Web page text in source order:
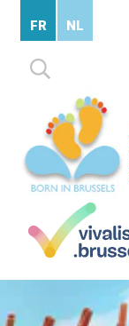
contenu
principal
Rechercher :
FR NL